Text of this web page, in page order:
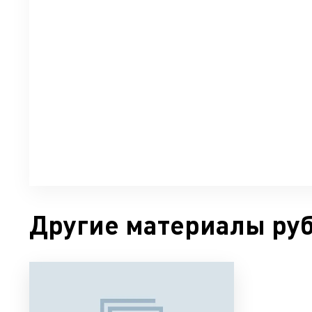
Другие материалы